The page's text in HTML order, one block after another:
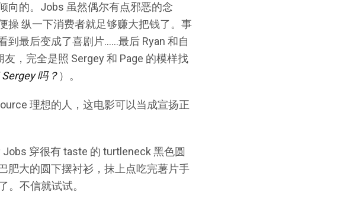
向的。Jobs 虽然偶尔有点邪恶的念
操 纵一下消费者就足够赚大把钱了。事
到最后变成了喜剧片……最后 Ryan 和自
，完全是照 Sergey 和 Page 的模样找
吗？ ）。
理想的人，这电影可以当成宣扬正
穿很有 taste 的 turtleneck 黑色圆
肥大的圆下摆衬衫，抹上点吃完薯片手
。不信就试试。